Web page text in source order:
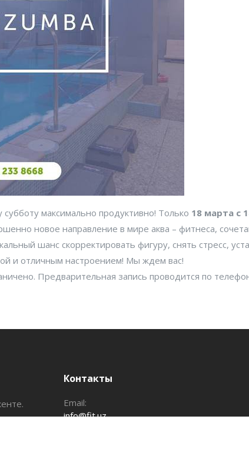
субботу максимально продуктивно! Только 18 марта с
новое направление в мире аква – фитнеса,
шанс скорректировать фигуру, снять стресс,
и отличным настроением! Мы ждем вас!
Предварительная запись проводится по
Контакты
Email:
info@fit.uz